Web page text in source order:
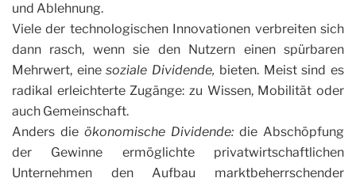
und Ablehnung.
Viele der technologischen Innovationen verbreiten sich
dann rasch, wenn sie den Nutzern einen spürbaren
Mehrwert, einesoziale Dividende, bieten. Meist sind es
radikal erleichterte Zugänge: zu Wissen, Mobilität oder
auch Gemeinschaft.
Anders die ökonomische Dividende: die Abschöpfung
der Gewinne ermöglichte privatwirtschaftlichen
Unternehmen den Aufbau marktbeherrschender